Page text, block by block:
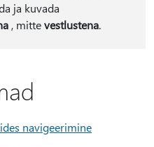
ja kuvada
, mittevestlustena.
navigeerimine